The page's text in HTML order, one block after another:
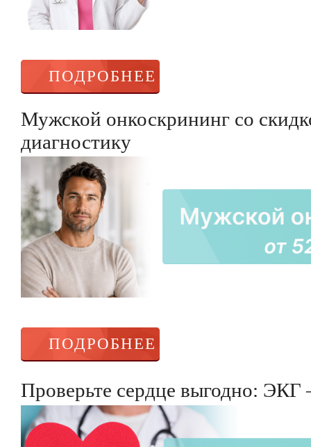
ПОДРОБНЕЕ
Мужской онкоскрининг со
диагностику
ПОДРОБНЕЕ
Проверьте сердце выгодно: ЭКГ